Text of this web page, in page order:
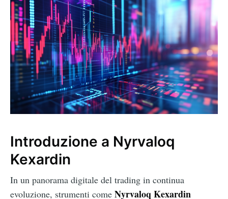
Introduzione a Nyrvaloq
Kexardin
In un panorama digitale del trading in continua
evoluzione, strumenti come Nyrvaloq Kexardin